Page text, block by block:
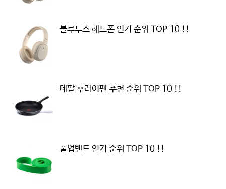
블루투스 헤드폰 인기 순위 TOP 10 !!
테팔 후라이팬 추천 순위 TOP 10 !!
풀업밴드 인기 순위 TOP 10 !!